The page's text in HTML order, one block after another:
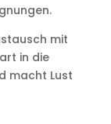
mit
in die
macht Lust